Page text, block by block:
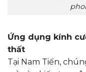
Ứng dụng kính
thất
Tại Nam Tiến,